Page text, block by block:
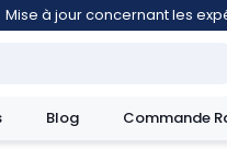
Mise à jour concernant les
Blog Commande